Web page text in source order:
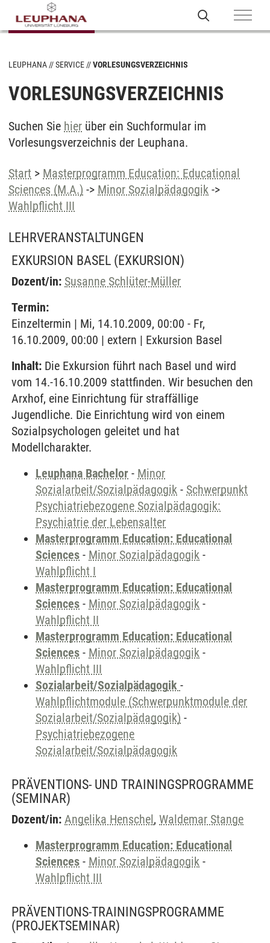
LEUPHANA SERVICE VORLESUNGSVERZEICHNIS
VORLESUNGSVERZEICHNIS
Suchen Sie hier über ein Suchformular im
Vorlesungsverzeichnis der Leuphana.
Start > Masterprogramm Education: Educational
Sciences (M.A.) -> Minor Sozialpädagogik ->
Wahlpflicht III
LEHRVERANSTALTUNGEN
EXKURSION BASEL (EXKURSION)
Dozent/in: Susanne Schlüter-Müller
Termin:
Einzeltermin | Mi, 14.10.2009, 00:00 - Fr,
16.10.2009, 00:00 | extern | Exkursion Basel
Inhalt: Die Exkursion führt nach Basel und wird
vom 14.-16.10.2009 stattfinden. Wir besuchen den
Arxhof, eine Einrichtung für straffällige
Jugendliche. Die Einrichtung wird von einem
Sozialpsychologen geleitet und hat
Modellcharakter.
Leuphana Bachelor - Minor
Sozialarbeit/Sozialpädagogik - Schwerpunkt
Psychiatriebezogene Sozialpädagogik:
Psychiatrie der Lebensalter
Masterprogramm Education: Educational
Sciences - Minor Sozialpädagogik -
Wahlpflicht I
Masterprogramm Education: Educational
Sciences - Minor Sozialpädagogik -
Wahlpflicht II
Masterprogramm Education: Educational
Sciences - Minor Sozialpädagogik -
Wahlpflicht III
Sozialarbeit/Sozialpädagogik -
Wahlpflichtmodule (Schwerpunktmodule der
Sozialarbeit/Sozialpädagogik) -
Psychiatriebezogene
Sozialarbeit/Sozialpädagogik
PRÄVENTIONS- UND TRAININGSPROGRAMME
(SEMINAR)
Dozent/in: Angelika Henschel, Waldemar Stange
Masterprogramm Education: Educational
Sciences - Minor Sozialpädagogik -
Wahlpflicht III
PRÄVENTIONS-TRAININGSPROGRAMME
(PROJEKTSEMINAR)